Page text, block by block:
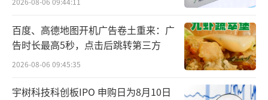
在现金最拮据的时刻，更能看出携程的坚
持。2020年，在旅游市场“归零”，携程只能
靠“BOSS直播”讨生活时，梁建章也没有甩卖
国际化业务；反而逆势抄底了一些海外旅游平
台。
百度、高德地图开机广告卷土重来：广
告时长最高5秒，点击后跳转第三方
2026-08-06 09:45:35
宇树科技科创板IPO 申购日为8月10日